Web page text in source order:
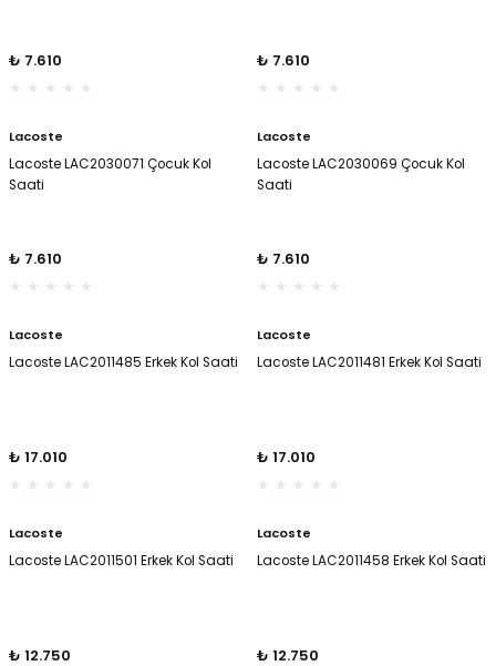
₺ 7.610 ₺ 7.610
Lacoste
Lacoste LAC2030071 Çocuk Kol
Saati
₺ 7.610
Lacoste
Lacoste LAC2030069 Çocuk Kol
Saati
₺ 7.610
Lacoste
Lacoste LAC2011485 Erkek Kol Saati
₺ 17.010
Lacoste
Lacoste LAC2011481 Erkek Kol Saati
₺ 17.010
Lacoste
Lacoste LAC2011501 Erkek Kol Saati
₺ 12.750
Lacoste
Lacoste LAC2011458 Erkek Kol Saati
₺ 12.750